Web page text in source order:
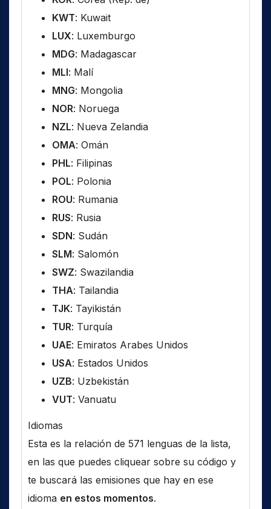
KWT: Kuwait
LUX: Luxemburgo
MDG: Madagascar
MLI: Malí
MNG: Mongolia
NOR: Noruega
NZL: Nueva Zelandia
OMA: Omán
PHL: Filipinas
POL: Polonia
ROU: Rumania
RUS: Rusia
SDN: Sudán
SLM: Salomón
SWZ: Swazilandia
THA: Tailandia
TJK: Tayikistán
TUR: Turquía
UAE: Emiratos Arabes Unidos
USA: Estados Unidos
UZB: Uzbekistán
VUT: Vanuatu
Idiomas
Esta es la relación de 571 lenguas de la lista,
en las que puedes cliquear sobre su código y
te buscará las emisiones que hay en ese
idioma en estos momentos.